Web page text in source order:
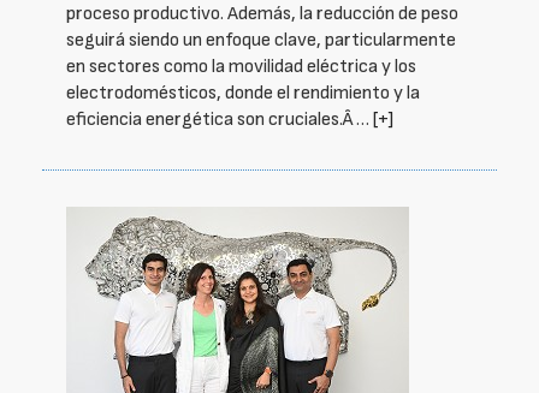
proceso productivo. Además, la reducción de peso
seguirá siendo un enfoque clave, particularmente
en sectores como la movilidad eléctrica y los
electrodomésticos, donde el rendimiento y la
eficiencia energética son cruciales.Â … [+]